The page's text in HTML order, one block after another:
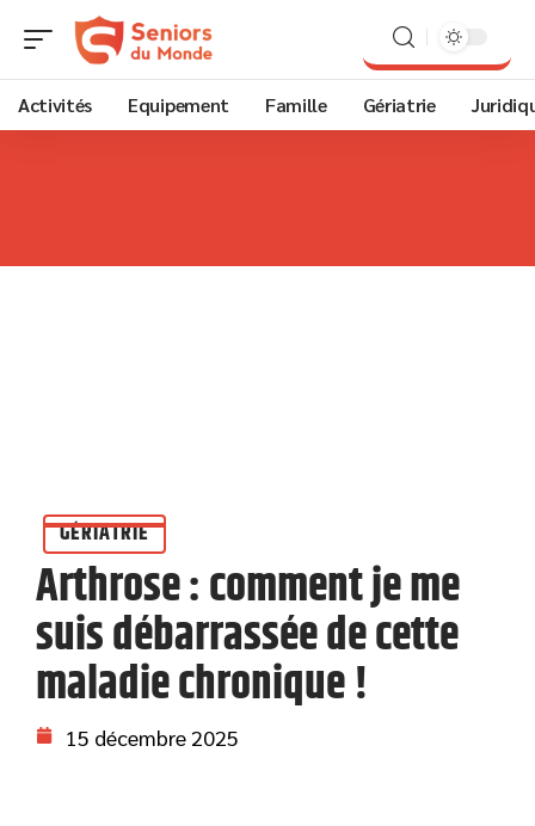
Activités Equipement Famille Gériatrie
GÉRIATRIE
Arthrose : comment je me
suis débarrassée de cette
maladie chronique !
15 décembre 2025